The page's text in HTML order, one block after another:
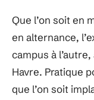
Que l’on soit en
en alternance,
campus à
Havre. Pratique
que l’on soit